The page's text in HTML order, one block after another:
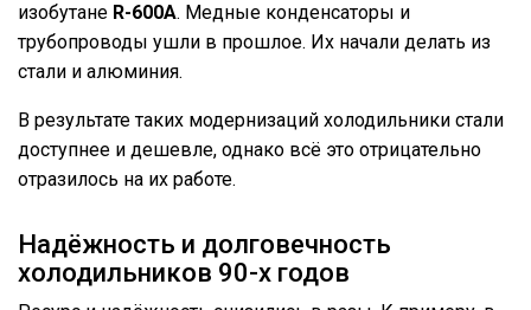
изобутане R-600A. Медные конденсаторы и
трубопроводы ушли в прошлое. Их начали делать из
стали и алюминия.
В результате таких модернизаций холодильники стали
доступнее и дешевле, однако всё это отрицательно
отразилось на их работе.
Надёжность и долговечность
холодильников 90-х годов